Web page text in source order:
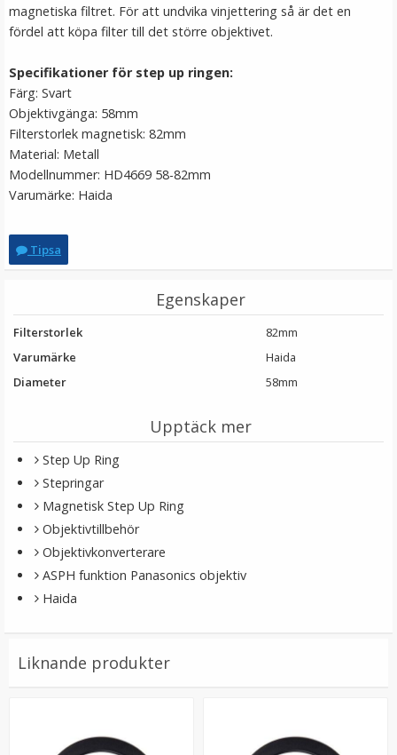
Step Up Ring 37-46mm - Gör filtergängan större
LÄGG I VARUKORG
Step Up Ring 58-72mm - Gör filtergängan större
magnetiska filtret. För att undvika vinjettering så är det en
fördel att köpa filter till det större objektivet.
Specifikationer för step up ringen:
Färg: Svart
Objektivgänga: 58mm
Filterstorlek magnetisk: 82mm
Material: Metall
Modellnummer: HD4669 58-82mm
Varumärke: Haida
Tipsa
Egenskaper
Filterstorlek
82mm
Varumärke
Haida
Diameter
58mm
Upptäck mer
Step Up Ring
Stepringar
Magnetisk Step Up Ring
Objektivtillbehör
Objektivkonverterare
ASPH funktion Panasonics objektiv
Haida
Liknande produkter